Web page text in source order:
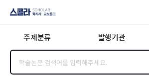
지사·교보문고
주제분류 발행기관